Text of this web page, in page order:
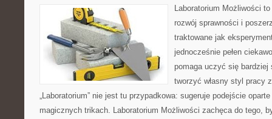
Laboratorium Możliwości
rozwój sprawności i
traktowane jak
jednocześnie pełen
pomaga uczyć się bardziej
tworzyć własny styl pracy
„Laboratorium” nie jest tu przypadkowa: sugeruje podejście
magicznych trikach. Laboratorium Możliwości zachęca do tego,